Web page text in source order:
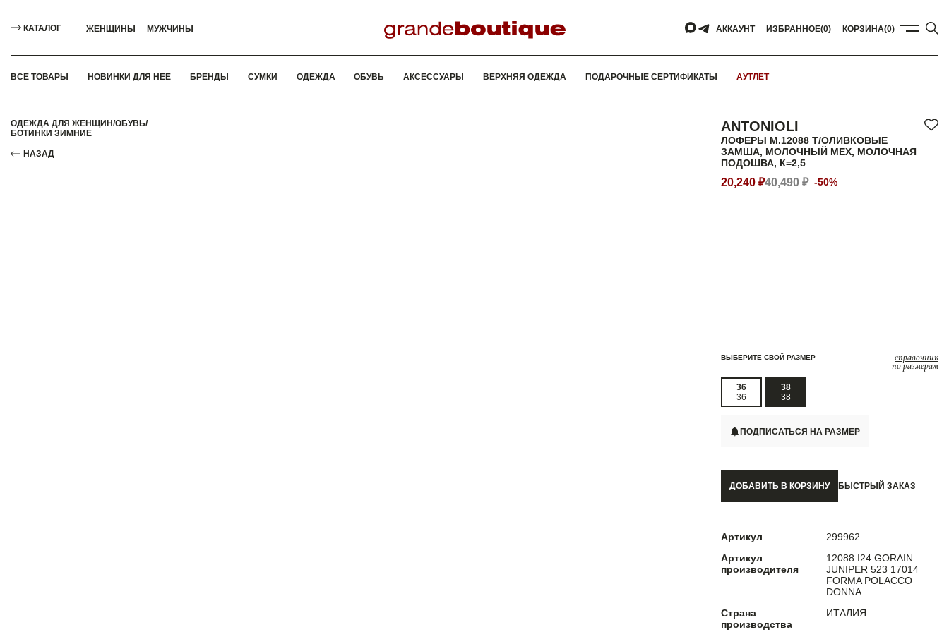
КАТАЛОГ ЖЕНЩИНЫ МУЖЧИНЫ АККАУНТ ИЗБРАННОЕ(0) КОРЗИНА(0)
ВСЕ ТОВАРЫ НОВИНКИ ДЛЯ НЕЕ БРЕНДЫ СУМКИ ОДЕЖДА ОБУВЬ АКСЕССУАРЫ ВЕРХНЯЯ ОДЕЖДА ПОДАРОЧНЫЕ СЕРТИФИКАТЫ АУТЛЕТ
ОДЕЖДА ДЛЯ ЖЕНЩИН/ОБУВЬ/
БОТИНКИ ЗИМНИЕ
НАЗАД
ANTONIOLI
ЛОФЕРЫ M.12088 Т/ОЛИВКОВЫЕ
ЗАМША, МОЛОЧНЫЙ МЕХ, МОЛОЧНАЯ
ПОДОШВА, К=2,5
20,240 ₽40,490 ₽ -50%
ВЫБЕРИТЕ СВОЙ РАЗМЕР справочник
по размерам
36
36
38
38
ПОДПИСАТЬСЯ НА РАЗМЕР
ДОБАВИТЬ В КОРЗИНУ БЫСТРЫЙ ЗАКАЗ
Артикул
299962
Артикул
производителя
12088 I24 GORAIN
JUNIPER 523 17014
FORMA POLACCO
DONNA
Страна
производства
ИТАЛИЯ